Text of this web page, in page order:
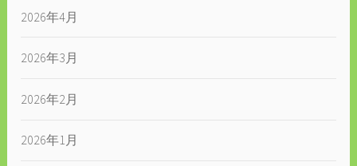
2026年4月
2026年3月
2026年2月
2026年1月